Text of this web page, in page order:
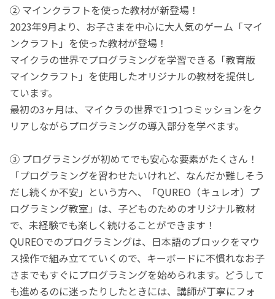
② マインクラフトを使った教材が新登場！
2023年9月より、お子さまを中心に大人気のゲーム「マイ
ンクラフト」を使った教材が登場！
マイクラの世界でプログラミングを学習できる「教育版
マインクラフト」を使用したオリジナルの教材を提供し
ています。
最初の3ヶ月は、マイクラの世界で1つ1つミッションをク
リアしながらプログラミングの導入部分を学べます。
③ プログラミングが初めてでも安心な要素がたくさん！
「プログラミングを習わせたいけれど、なんだか難しそう
だし続くか不安」という方へ、「QUREO（キュレオ）プ
ログラミング教室」は、子どものためのオリジナル教材
で、未経験でも楽しく続けることができます！
QUREOでのプログラミングは、日本語のブロックをマウ
ス操作で組み立てていくので、キーボードに不慣れなお子
さまでもすぐにプログラミングを始められます。どうして
も進めるのに迷ったりしたときには、講師が丁寧にフォ